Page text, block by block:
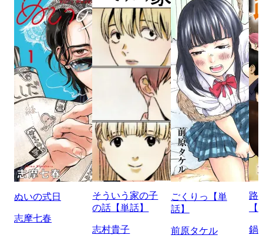
ぬいの式日
志摩七春
そういう家の子
の話【単話】
志村貴子
ごくりっ【単
話】
前原タケル
路
鍋